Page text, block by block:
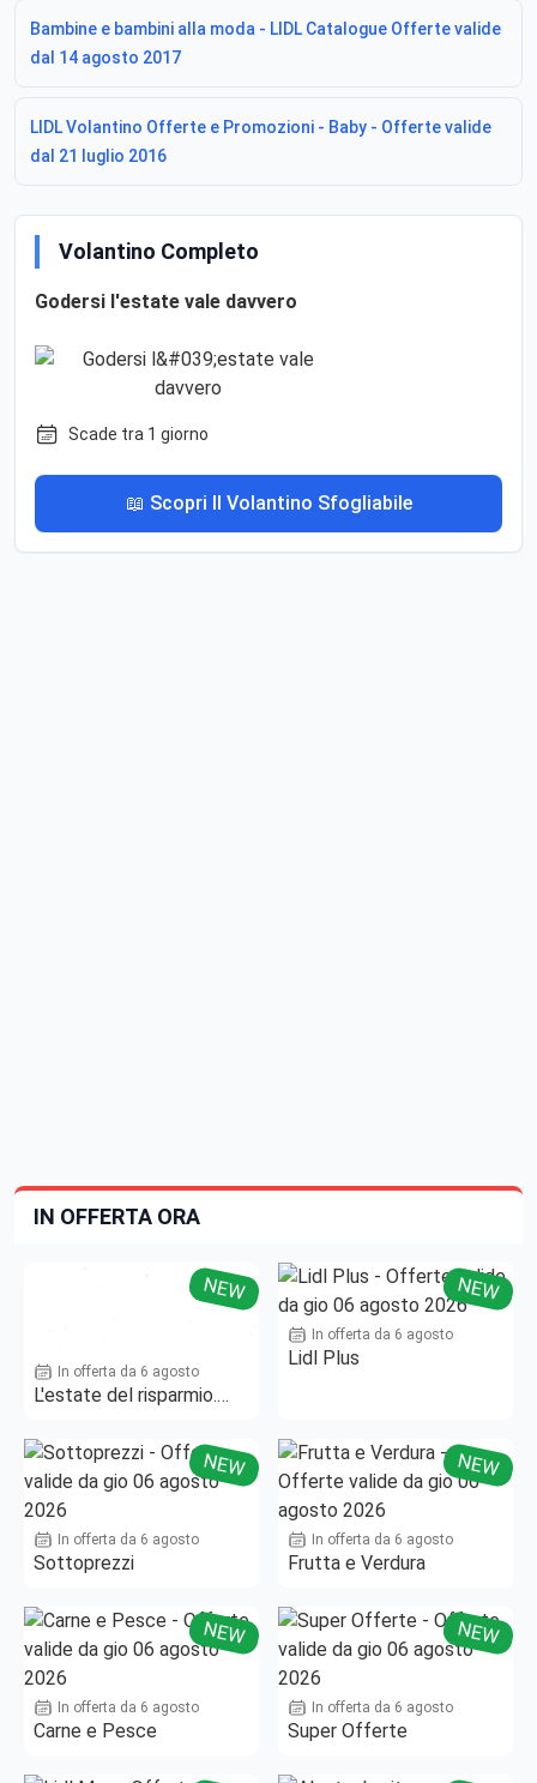
Bambine e bambini alla moda - LIDL Catalogue Offerte valide
dal 14 agosto 2017
LIDL Volantino Offerte e Promozioni - Baby - Offerte valide
dal 21 luglio 2016
Volantino Completo
Godersi l'estate vale davvero
Scade tra 1 giorno
📖 Scopri Il Volantino Sfogliabile
IN OFFERTA ORA
NEW
In offerta da 6 agosto
L'estate del risparmio.
NEW
In offerta da 6 agosto
Lidl Plus
NEW
In offerta da 6 agosto
Sottoprezzi
NEW
In offerta da 6 agosto
Frutta e Verdura
NEW
In offerta da 6 agosto
Carne e Pesce
NEW
In offerta da 6 agosto
Super Offerte